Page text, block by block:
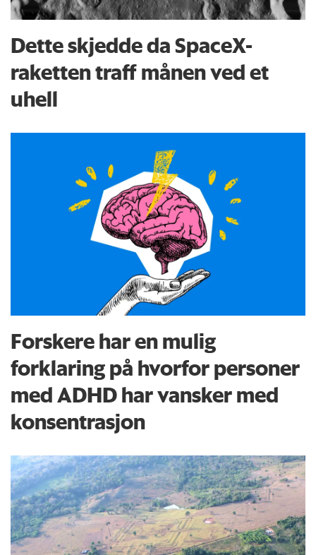
Dette skjedde da SpaceX-
raketten traff månen ved et
uhell
Forskere har en mulig
forklaring på hvorfor personer
med ADHD har vansker med
konsentrasjon